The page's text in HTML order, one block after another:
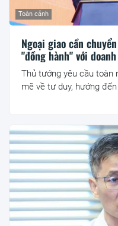
Ngoại giao cần
"đồng hành" với
Toàn cảnh
Thủ tướng yêu cầu toàn
mẽ về tư duy, hướng